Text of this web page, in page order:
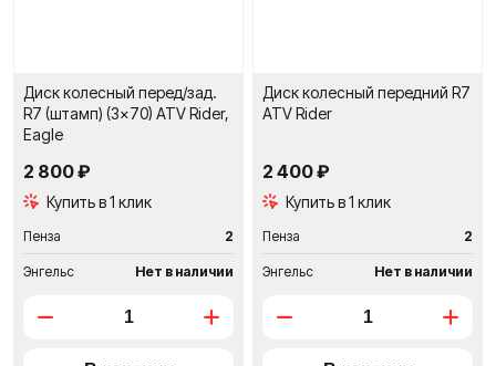
Диск колесный перед/зад.
R7 (штамп) (3x70) ATV Rider,
Eagle
2 800 ₽
Купить в 1 клик
Пенза 2
Энгельс Нет в наличии
Диск колесный передний R7
ATV Rider
2 400 ₽
Купить в 1 клик
Пенза 2
Энгельс Нет в наличии